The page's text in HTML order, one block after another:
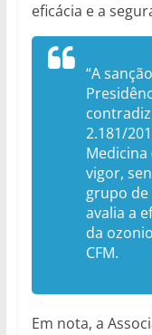
eficácia e a
“A
2.181/
Medicina
vigor,
grupo
avalia a
da
CFM.
Em nota, a